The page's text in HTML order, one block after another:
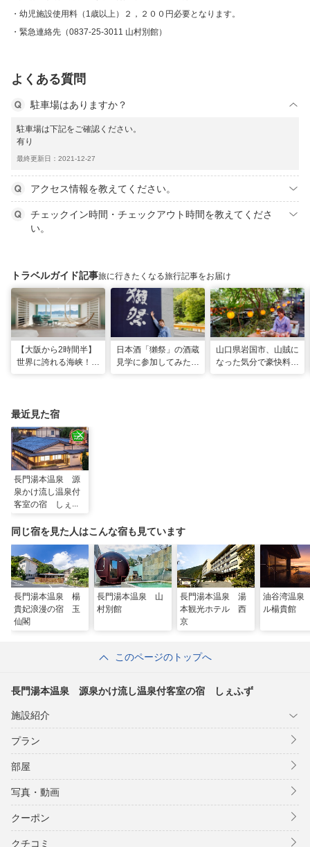
幼児施設使用料（1歳以上）２，２００円必要となります。
緊急連絡先（0837-25-3011 山村別館）
よくある質問
駐車場はありますか？
駐車場は下記をご確認ください。
有り
最終更新日：2021-12-27
アクセス情報を教えてください。
チェックイン時間・チェックアウト時間を教えてくださ
い。
トラベルガイド記事旅に行きたくなる旅行記事をお届け
【大阪から2時間半】
世界に誇れる海峡！
日本酒「獺祭」の酒蔵
見学に参加してみた！
山口県岩国市、山賊に
なった気分で豪快料理
最近見た宿
長門湯本温泉 源
泉かけ流し温泉付
客室の宿 しぇふ
同じ宿を見た人はこんな宿も見ています
長門湯本温泉 楊
貴妃浪漫の宿 玉
仙閣
長門湯本温泉 山
村別館
長門湯本温泉 湯
本観光ホテル 西
京
油谷湾温
ル楊貴館
このページのトップへ
長門湯本温泉 源泉かけ流し温泉付客室の宿 しぇふず
施設紹介
プラン
部屋
写真・動画
クーポン
クチコミ